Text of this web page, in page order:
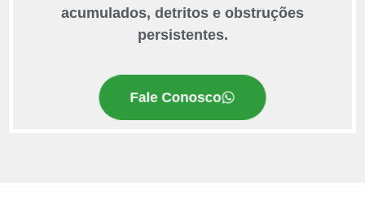
acumulados, detritos e obstruções
persistentes.
Fale Conosco